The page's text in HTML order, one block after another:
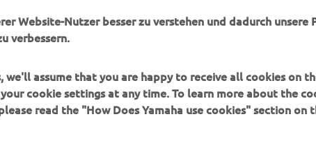
Yamaha Motor Global
Mobile Anwendungen
Umgang mit Altbatterien
Website-Nutzer besser zu verstehen und dadurch unsere
verbessern.
assume that you are happy to receive all cookies on
cookie settings at any time. To learn more about the
read the "How Does Yamaha use cookies" section on